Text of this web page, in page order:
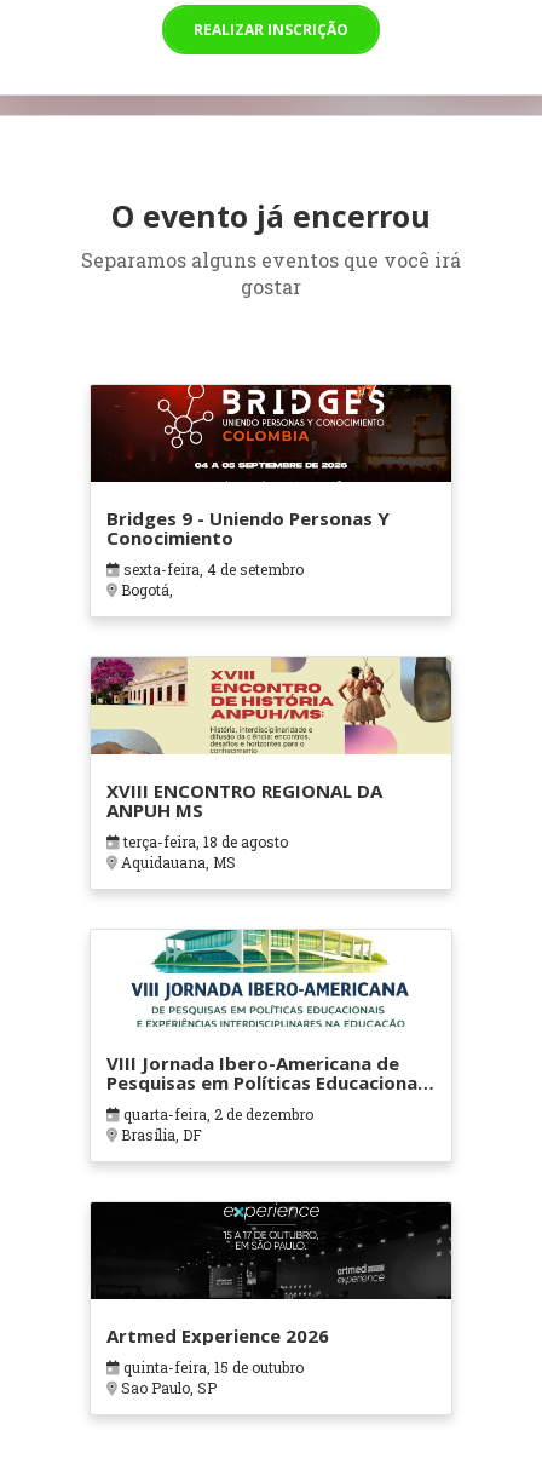
REALIZAR INSCRIÇÃO
O evento já encerrou
Separamos alguns eventos que você irá
gostar
Bridges 9 - Uniendo Personas Y
Conocimiento
sexta-feira, 4 de setembro
Bogotá,
XVIII ENCONTRO REGIONAL DA
ANPUH MS
terça-feira, 18 de agosto
Aquidauana, MS
VIII Jornada Ibero-Americana de
Pesquisas em Políticas Educacionais
e Experiências Interdisciplinares na
Educação
quarta-feira, 2 de dezembro
Brasília, DF
Artmed Experience 2026
quinta-feira, 15 de outubro
Sao Paulo, SP